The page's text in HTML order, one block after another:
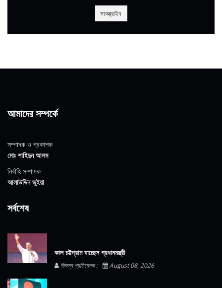
আমাদের সম্পর্কে
সম্পাদক ও প্রকাশক
মোঃ শাহিদুন আলম
নির্বাহি সম্পাদক
আলাউদ্দিন ভুইয়া
সর্বশেষ
কাল চট্টগ্রাম যাচ্ছেন প্রধানমন্ত্রী
নিজস্ব প্রতিবেদক : August 08, 2026